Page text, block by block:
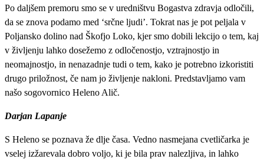
Po daljšem premoru smo se v uredništvu Bogastva zdravja odločili,
da se znova podamo med ‘srčne ljudi’. Tokrat nas je pot peljala v
Poljansko dolino nad Škofjo Loko, kjer smo dobili lekcijo o tem, kaj
v življenju lahko dosežemo z odločenostjo, vztrajnostjo in
neomajnostjo, in nenazadnje tudi o tem, kako je potrebno izkoristiti
drugo priložnost, če nam jo življenje nakloni. Predstavljamo vam
našo sogovornico Heleno Alič.
Darjan Lapanje
S Heleno se poznava že dlje časa. Vedno nasmejana cvetličarka je
vselej izžarevala dobro voljo, ki je bila prav nalezljiva, in lahko